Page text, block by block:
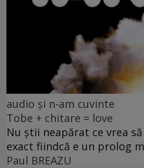
audio și n-am cuvinte
Tobe + chitare = love
Nu știi neapărat ce vrea
exact fiindcă e un prolog
Paul BREAZU